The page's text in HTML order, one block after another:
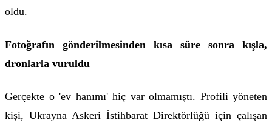
oldu.
Fotoğrafın gönderilmesinden kısa süre sonra kışla,
dronlarla vuruldu
Gerçekte o 'ev hanımı' hiç var olmamıştı. Profili yöneten
kişi, Ukrayna Askeri İstihbarat Direktörlüğü için çalışan